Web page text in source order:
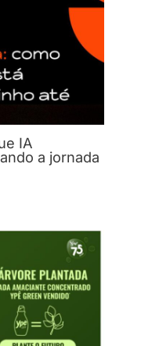
IA
a jornada